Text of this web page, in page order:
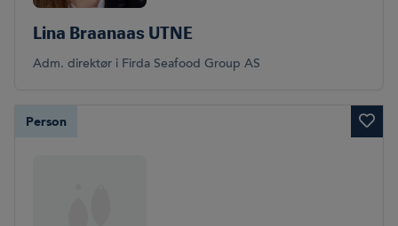
Lina Braanaas UTNE
Adm. direktør i Firda Seafood Group AS
Person